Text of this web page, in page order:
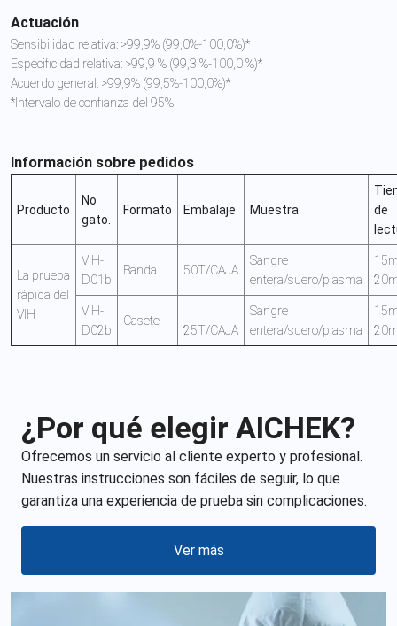
Actuación
Sensibilidad relativa: >99,9% (99,0%-100,0%)*
Especificidad relativa: >99,9 % (99,3 %-100,0 %)*
Acuerdo general: >99,9% (99,5%-100,0%)*
*Intervalo de confianza del 95%
Información sobre pedidos
Producto
No
gato.
Formato Embalaje Muestra
de
La prueba
rápida del
VIH
VIH-
D01b
Banda 50T/CAJA
Sangre
entera/suero/plasma
VIH-
D02b
Casete
25T/CAJA
Sangre
entera/suero/plasma
¿Por qué elegir AICHEK?
Ofrecemos un servicio al cliente experto y profesional.
Nuestras instrucciones son fáciles de seguir, lo que
garantiza una experiencia de prueba sin complicaciones.
Ver más